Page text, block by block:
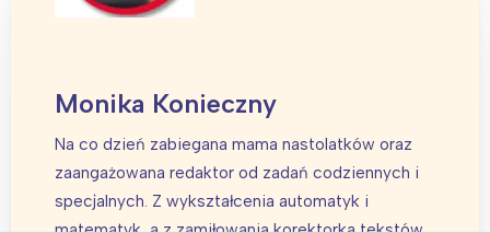
Monika Konieczny
Na co dzień zabiegana mama nastolatków oraz
zaangażowana redaktor od zadań codziennych i
specjalnych. Z wykształcenia automatyk i